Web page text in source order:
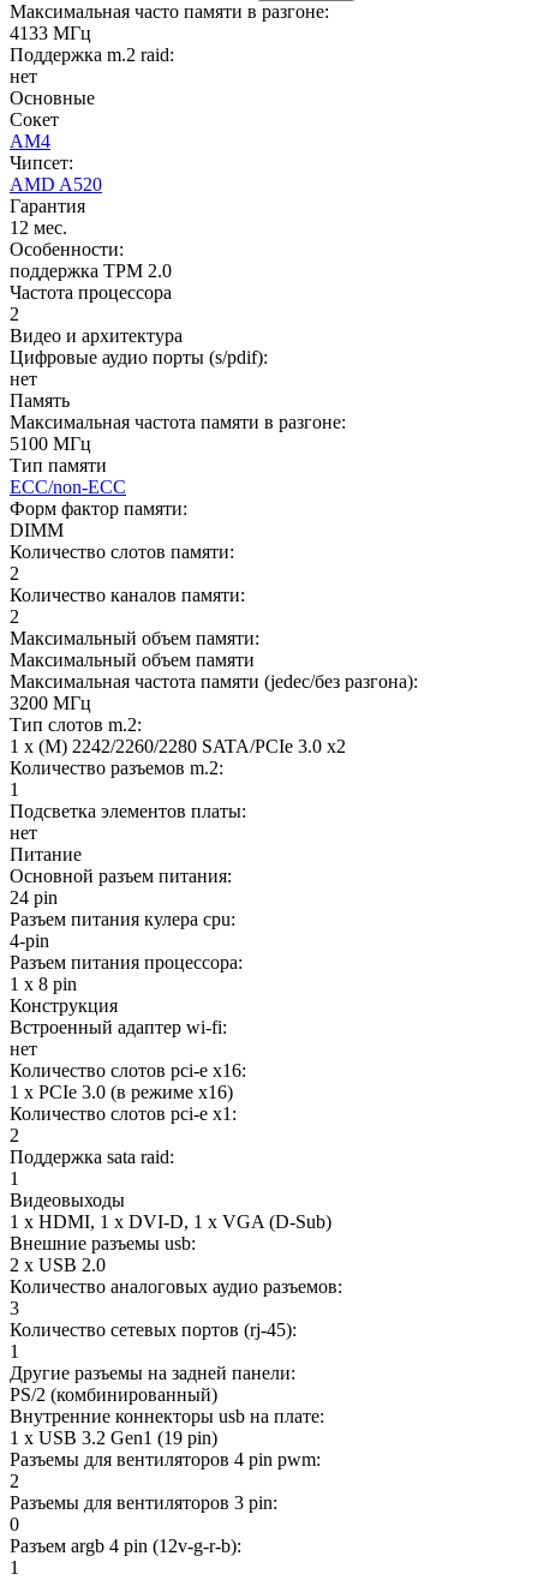
Максимальная часто памяти в разгоне:
4133 МГц
Поддержка m.2 raid:
нет
Основные
Сокет
AM4
Чипсет:
AMD A520
Гарантия
12 мес.
Особенности:
поддержка TPM 2.0
Частота процессора
2
Видео и архитектура
Цифровые аудио порты (s/pdif):
нет
Память
Максимальная частота памяти в разгоне:
5100 МГц
Тип памяти
ECC/non-ECC
Форм фактор памяти:
DIMM
Количество слотов памяти:
2
Количество каналов памяти:
2
Максимальный объем памяти:
Максимальный объем памяти
Максимальная частота памяти (jedec/без разгона):
3200 МГц
Тип слотов m.2:
1 х (M) 2242/2260/2280 SATA/PCIe 3.0 x2
Количество разъемов m.2:
1
Подсветка элементов платы:
нет
Питание
Основной разъем питания:
24 pin
Разъем питания кулера cpu:
4-pin
Разъем питания процессора:
1 x 8 pin
Конструкция
Встроенный адаптер wi-fi:
нет
Количество слотов pci-e x16:
1 x PCIe 3.0 (в режиме x16)
Количество слотов pci-e x1:
2
Поддержка sata raid:
1
Видеовыходы
1 x HDMI, 1 x DVI-D, 1 x VGA (D-Sub)
Внешние разъемы usb:
2 x USB 2.0
Количество аналоговых аудио разъемов:
3
Количество сетевых портов (rj-45):
1
Другие разъемы на задней панели:
PS/2 (комбинированный)
Внутренние коннекторы usb на плате:
1 x USB 3.2 Gen1 (19 pin)
Разъемы для вентиляторов 4 pin pwm:
2
Разъемы для вентиляторов 3 pin:
0
Разъем argb 4 pin (12v-g-r-b):
1